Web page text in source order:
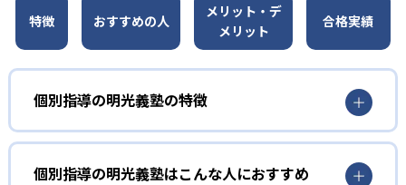
特徴 おすすめの人
メリット・デ
メリット
合格実績
個別指導の明光義塾の特徴
01
考える力が身につく対話型の授業
個別指導の明光義塾はこんな人におすすめ